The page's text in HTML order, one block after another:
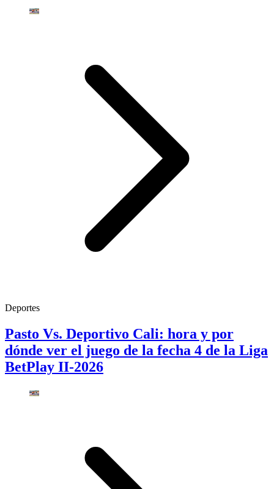
Deportes
Pasto Vs. Deportivo Cali: hora y por
dónde ver el juego de la fecha 4 de la Liga
BetPlay II-2026